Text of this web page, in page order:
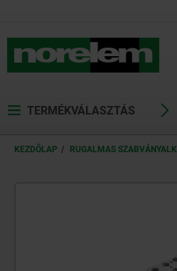
TERMÉKVÁLASZTÁS
KEZDŐLAP RUGALMAS